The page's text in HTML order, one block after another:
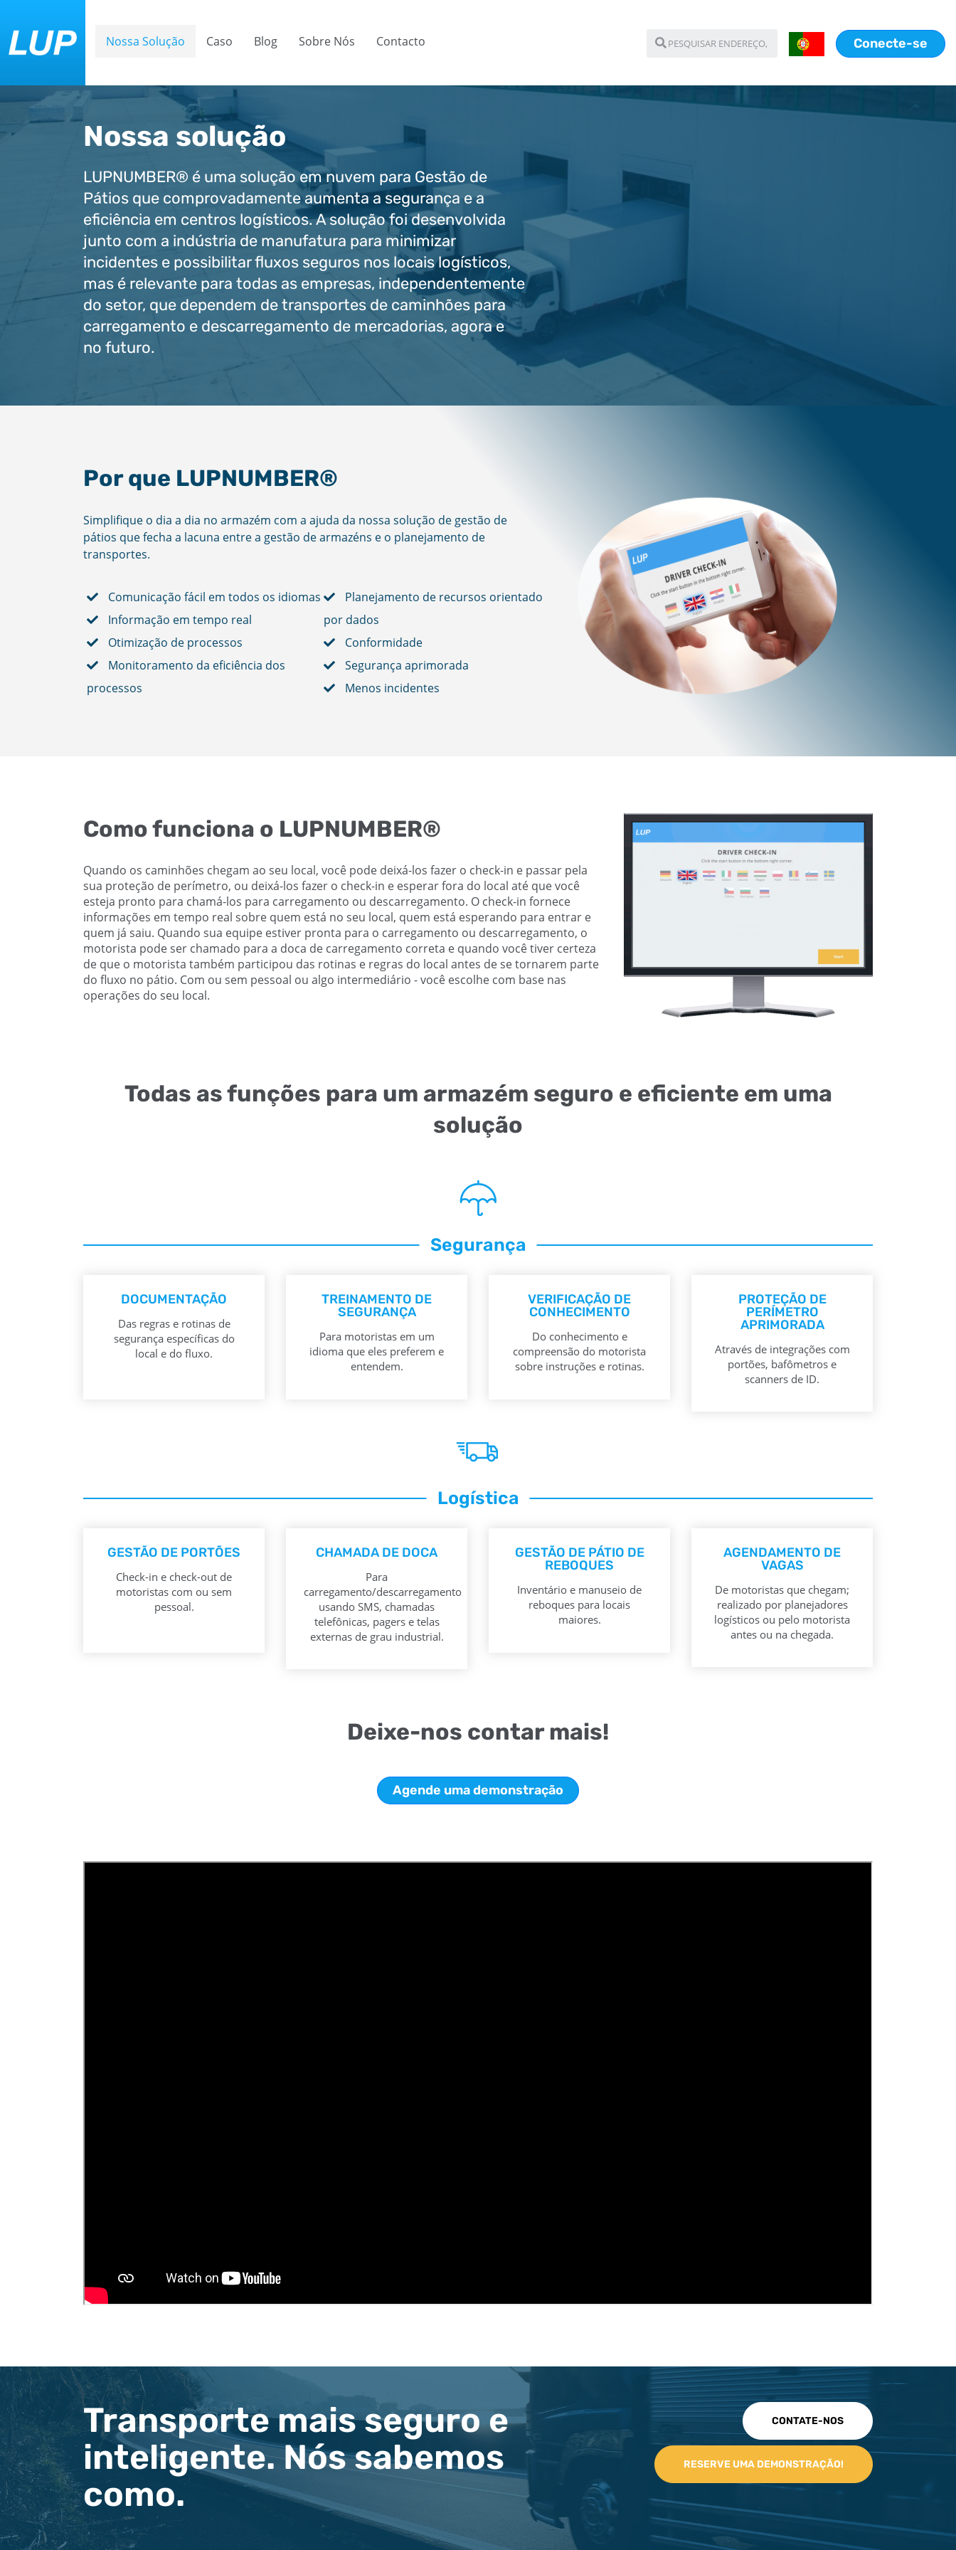
Nossa Solução Caso Blog Sobre Nós Contacto Conecte-se
Nossa solução
LUPNUMBER® é uma solução em nuvem para Gestão de
Pátios que comprovadamente aumenta a segurança e a
eficiência em centros logísticos. A solução foi desenvolvida
junto com a indústria de manufatura para minimizar
incidentes e possibilitar fluxos seguros nos locais logísticos,
mas é relevante para todas as empresas, independentemente
do setor, que dependem de transportes de caminhões para
carregamento e descarregamento de mercadorias, agora e
no futuro.
Por que LUPNUMBER®
Simplifique o dia a dia no armazém com a ajuda da nossa solução de gestão de
pátios que fecha a lacuna entre a gestão de armazéns e o planejamento de
transportes.
Comunicação fácil em todos os idiomas
Informação em tempo real
Otimização de processos
Monitoramento da eficiência dos
processos
Planejamento de recursos orientado
por dados
Conformidade
Segurança aprimorada
Menos incidentes
Como funciona o LUPNUMBER®
Quando os caminhões chegam ao seu local, você pode deixá-los fazer o check-in e passar pela
sua proteção de perímetro, ou deixá-los fazer o check-in e esperar fora do local até que você
esteja pronto para chamá-los para carregamento ou descarregamento. O check-in fornece
informações em tempo real sobre quem está no seu local, quem está esperando para entrar e
quem já saiu. Quando sua equipe estiver pronta para o carregamento ou descarregamento, o
motorista pode ser chamado para a doca de carregamento correta e quando você tiver certeza
de que o motorista também participou das rotinas e regras do local antes de se tornarem parte
do fluxo no pátio. Com ou sem pessoal ou algo intermediário - você escolhe com base nas
operações do seu local.
Todas as funções para um armazém seguro e eficiente em uma
solução
Segurança
DOCUMENTAÇÃO
Das regras e rotinas de
segurança específicas do
local e do fluxo.
TREINAMENTO DE
SEGURANÇA
Para motoristas em um
idioma que eles preferem e
entendem.
VERIFICAÇÃO DE
CONHECIMENTO
Do conhecimento e
compreensão do motorista
sobre instruções e rotinas.
PROTEÇÃO DE
PERÍMETRO
APRIMORADA
Através de integrações com
portões, bafômetros e
scanners de ID.
Logística
GESTÃO DE PORTÕES
Check-in e check-out de
motoristas com ou sem
pessoal.
CHAMADA DE DOCA
Para
carregamento/descarregamento
usando SMS, chamadas
telefônicas, pagers e telas
externas de grau industrial.
GESTÃO DE PÁTIO DE
REBOQUES
Inventário e manuseio de
reboques para locais
maiores.
AGENDAMENTO DE
VAGAS
De motoristas que chegam;
realizado por planejadores
logísticos ou pelo motorista
antes ou na chegada.
Deixe-nos contar mais!
Agende uma demonstração
Transporte mais seguro e
inteligente. Nós sabemos
como.
CONTATE-NOS